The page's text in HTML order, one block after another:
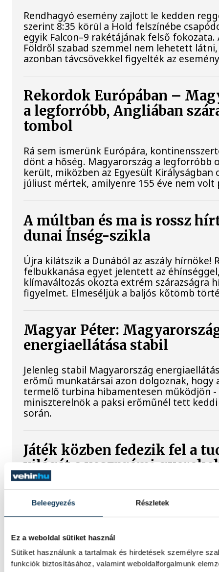
Beleegyezés Részletek
Ez a weboldal sütiket használ
Sütiket használunk a tartalmak és hirdetések személyre
funkciók biztosításához, valamint weboldalforgalmunk
Rendhagyó esemény zajlott le kedden
szerint 8:35 körül a Hold felszínébe
egyik Falcon–9 rakétájának felső fokozata.
Földről szabad szemmel nem lehetett
azonban távcsövekkel figyelték az
Rekordok Európában –
a legforróbb, Angliában
tombol
Rá sem ismerünk Európára,
dönt a hőség. Magyarország a legforróbb
került, miközben az Egyesült Királyságban
júliust mértek, amilyenre 155 éve nem
A múltban és ma is rossz
dunai Ínség-szikla
Újra kilátszik a Dunából az aszály hírnöke!
felbukkanása egyet jelentett az
klímaváltozás okozta extrém szárazságra
figyelmet. Elmeséljük a baljós kőtömb
Magyar Péter:
energiaellátása stabil
Jelenleg stabil Magyarország
erőmű munkatársai azon dolgoznak, hogy
termelő turbina hibamentesen működjön -
miniszterelnök a paksi erőműnél tett
során.
Játék közben fedezik fel a
világát a veszprémi
Látványos kísérletek, kreatív feladatok és
várja a gyerekeket a veszprémi Tinker
Videónkban Balassa Marietta, a központ
megismerését.